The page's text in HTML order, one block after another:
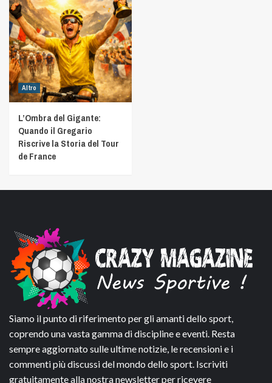
Altro
L’Ombra del Gigante:
Quando il Gregario
Riscrive la Storia del Tour
de France
Siamo il punto di riferimento per gli amanti dello sport,
coprendo una vasta gamma di discipline e eventi. Resta
sempre aggiornato sulle ultime notizie, le recensioni e i
commenti più discussi del mondo dello sport. Iscriviti
gratuitamente alla nostra newsletter per ricevere